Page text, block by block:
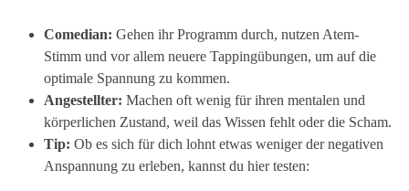
Comedian: Gehen ihr Programm durch, nutzen Atem-
Stimm und vor allem neuere Tappingübungen, um auf die
optimale Spannung zu kommen.
Angestellter: Machen oft wenig für ihren mentalen und
körperlichen Zustand, weil das Wissen fehlt oder die Scham.
Tip: Ob es sich für dich lohnt etwas weniger der negativen
Anspannung zu erleben, kannst du hier testen: